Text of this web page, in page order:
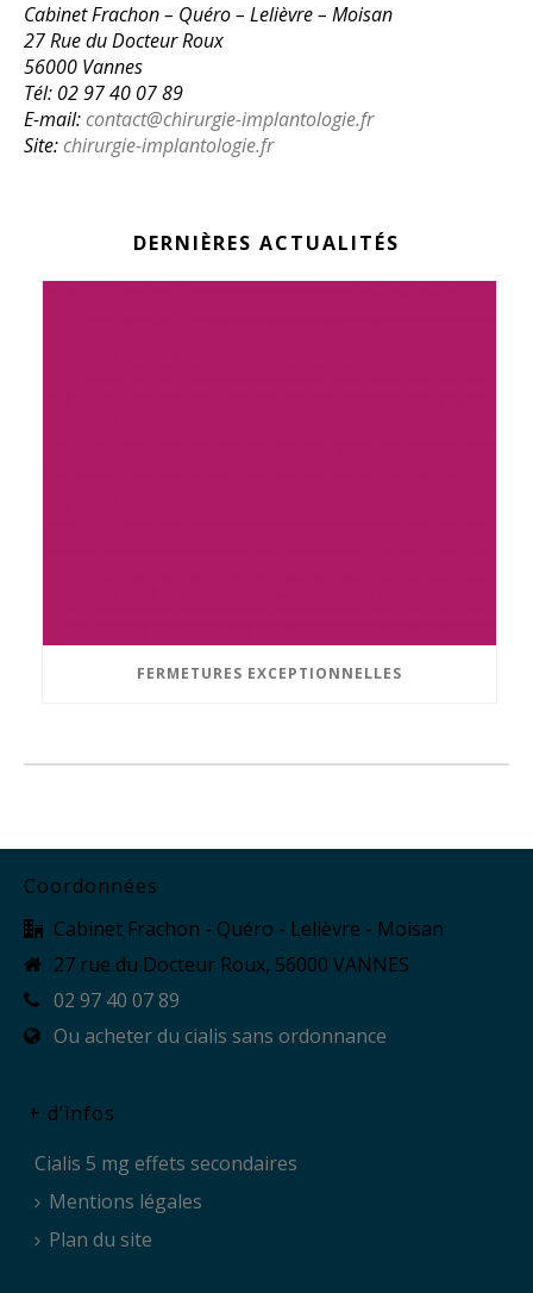
Cabinet Frachon – Quéro – Lelièvre – Moisan
27 Rue du Docteur Roux
56000 Vannes
Tél: 02 97 40 07 89
E-mail:contact@chirurgie-implantologie.fr
Site:chirurgie-implantologie.fr
DERNIÈRES ACTUALITÉS
FERMETURES EXCEPTIONNELLES
Coordonnées
Cabinet Frachon - Quéro - Lelièvre - Moisan
27 rue du Docteur Roux, 56000 VANNES
02 97 40 07 89
Ou acheter du cialis sans ordonnance
+ d’infos
Cialis 5 mg effets secondaires
Mentions légales
Plan du site